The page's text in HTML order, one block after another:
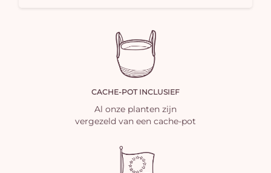
CACHE-POT INCLUSIEF
Al onze planten zijn
vergezeld van een cache-pot